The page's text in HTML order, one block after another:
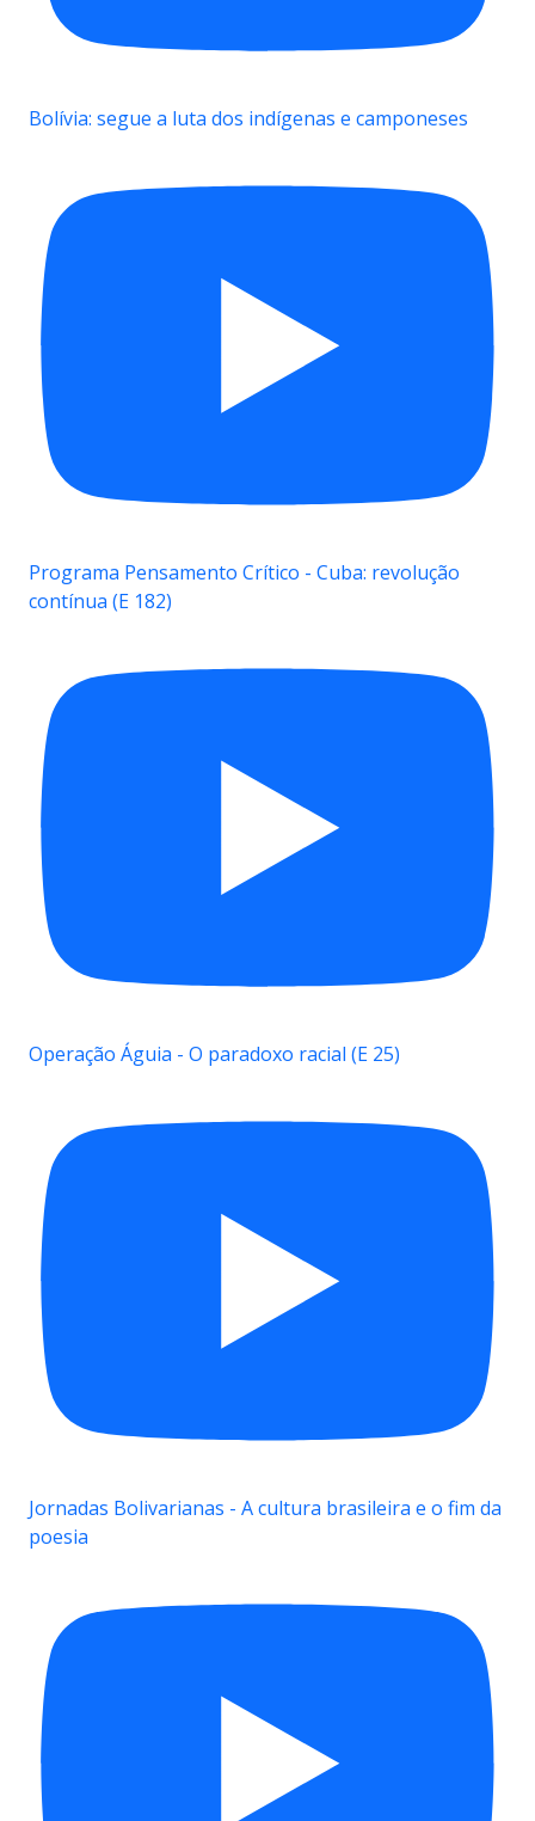
Bolívia: segue a luta dos indígenas e camponeses
Programa Pensamento Crítico - Cuba: revolução
contínua (E 182)
Operação Águia - O paradoxo racial (E 25)
Jornadas Bolivarianas - A cultura brasileira e o fim da
poesia